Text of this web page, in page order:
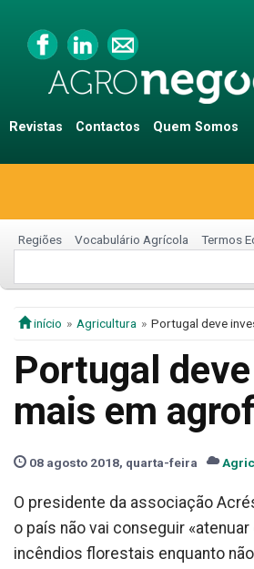
Revistas Contactos Quem Somos
Regiões Vocabulário Agrícola Termos
início Agricultura Portugal deve
Portugal
mais em
08 agosto 2018, quarta-feira
O presidente da associação
o país não vai conseguir
incêndios florestais enquanto